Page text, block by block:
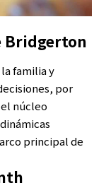
Bridgerton
familia y
por
núcleo
principal de